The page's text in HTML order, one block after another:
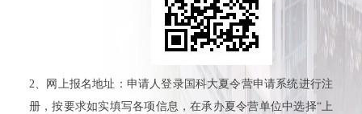
2、网上报名地址：申请人登录国科大夏令营申请系统进行注
册，按要求如实填写各项信息，在承办夏令营单位中选择“上